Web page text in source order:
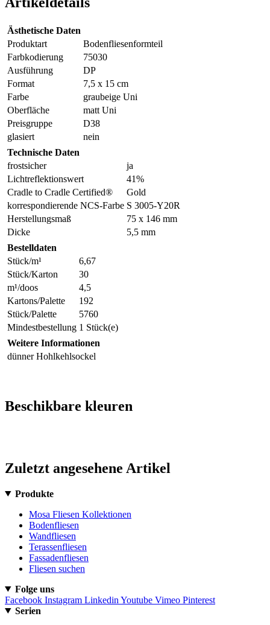
Ästhetische Daten
Produktart
Bodenfliesenformteil
Farbkodierung
75030
Ausführung
DP
Format
7,5 x 15 cm
Farbe
graubeige Uni
Oberfläche
matt Uni
Preisgruppe
D38
glasiert
nein
Technische Daten
frostsicher
ja
Lichtreflektionswert
41%
Cradle to Cradle Certified®
Gold
korrespondierende NCS-Farbe S 3005-Y20R
Herstellungsmaß
75 x 146 mm
Dicke
5,5 mm
Bestelldaten
Stück/m¹
6,67
Stück/Karton
30
m¹/doos
4,5
Kartons/Palette
192
Stück/Palette
5760
Mindestbestellung 1 Stück(e)
Weitere Informationen
dünner Hohlkehlsockel
Beschikbare kleuren
Zuletzt angesehene Artikel
Produkte
Mosa Fliesen Kollektionen
Bodenfliesen
Wandfliesen
Terassenfliesen
Fassadenfliesen
Fliesen suchen
Folge uns
Facebook Instagram Linkedin Youtube Vimeo Pinterest
Serien